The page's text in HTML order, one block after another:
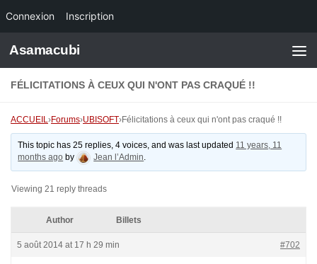
Connexion Inscription
Skip to content
Asamacubi
FÉLICITATIONS À CEUX QUI N'ONT PAS CRAQUÉ !!
ACCUEIL›Forums›UBISOFT›Félicitations à ceux qui n'ont pas craqué !!
This topic has 25 replies, 4 voices, and was last updated 11 years, 11
months ago by Jean l’Admin.
Viewing 21 reply threads
Author Billets
5 août 2014 at 17 h 29 min #702